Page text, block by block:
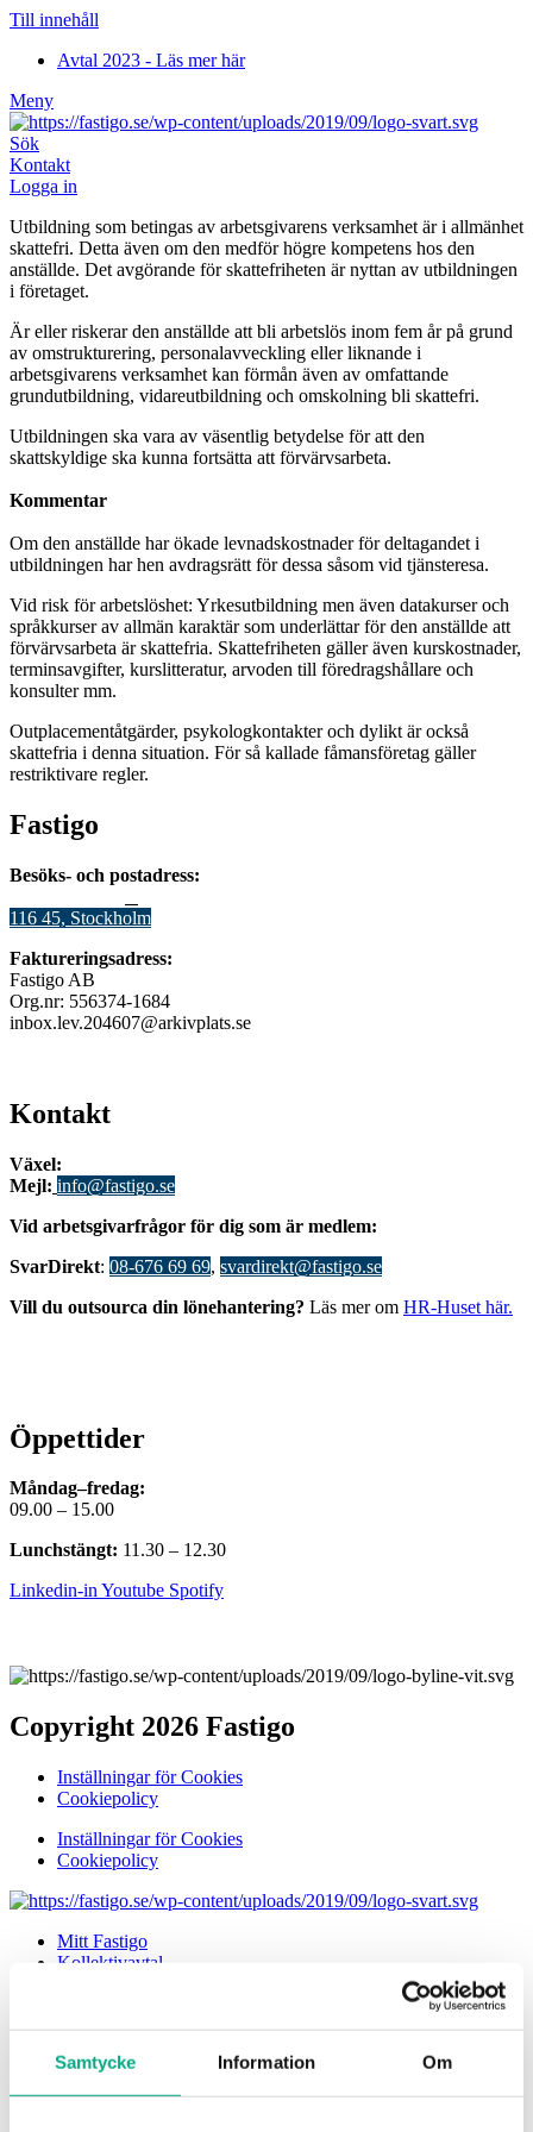
Samtycke Information Om
Till innehåll
Avtal 2023 - Läs mer här
Meny
Sök
Kontakt
Logga in
Utbildning som betingas av arbetsgivarens verksamhet är i allmänhet
skattefri. Detta även om den medför högre kompetens hos den
anställde. Det avgörande för skattefriheten är nyttan av utbildningen
i företaget.
Är eller riskerar den anställde att bli arbetslös inom fem år på grund
av omstrukturering, personalavveckling eller liknande i
arbetsgivarens verksamhet kan förmån även av omfattande
grundutbildning, vidareutbildning och omskolning bli skattefri.
Utbildningen ska vara av väsentlig betydelse för att den
skattskyldige ska kunna fortsätta att förvärvsarbeta.
Kommentar
Om den anställde har ökade levnadskostnader för deltagandet i
utbildningen har hen avdragsrätt för dessa såsom vid tjänsteresa.
Vid risk för arbetslöshet: Yrkesutbildning men även datakurser och
språkkurser av allmän karaktär som underlättar för den anställde att
förvärvsarbeta är skattefria. Skattefriheten gäller även kurskostnader,
terminsavgifter, kurslitteratur, arvoden till föredragshållare och
konsulter mm.
Outplacementåtgärder, psykologkontakter och dylikt är också
skattefria i denna situation. För så kallade fåmansföretag gäller
restriktivare regler.
Fastigo
Besöks- och postadress:
116 45, Stockholm
Faktureringsadress:
Fastigo AB
Org.nr: 556374-1684
inbox.lev.204607@arkivplats.se
Kontakt
Växel:
Mejl: info@fastigo.se
Vid arbetsgivarfrågor för dig som är medlem:
SvarDirekt: 08-676 69 69, svardirekt@fastigo.se
Vill du outsourca din lönehantering? Läs mer om HR-Huset här.
Öppettider
Måndag–fredag:
09.00 – 15.00
Lunchstängt: 11.30 – 12.30
Linkedin-inYoutube Spotify
Copyright 2026 Fastigo
Inställningar för Cookies
Cookiepolicy
Inställningar för Cookies
Cookiepolicy
Mitt Fastigo
Kollektivavtal
Anställnings upphörande
Arbetstid
Diskriminering